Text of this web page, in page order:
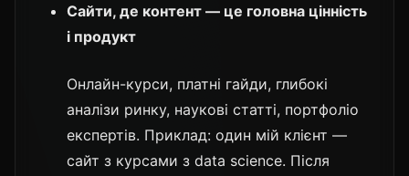
Сайти, де контент — це головна цінність
і продукт
Онлайн-курси, платні гайди, глибокі
аналізи ринку, наукові статті, портфоліо
експертів. Приклад: один мій клієнт —
сайт з курсами з data science. Після